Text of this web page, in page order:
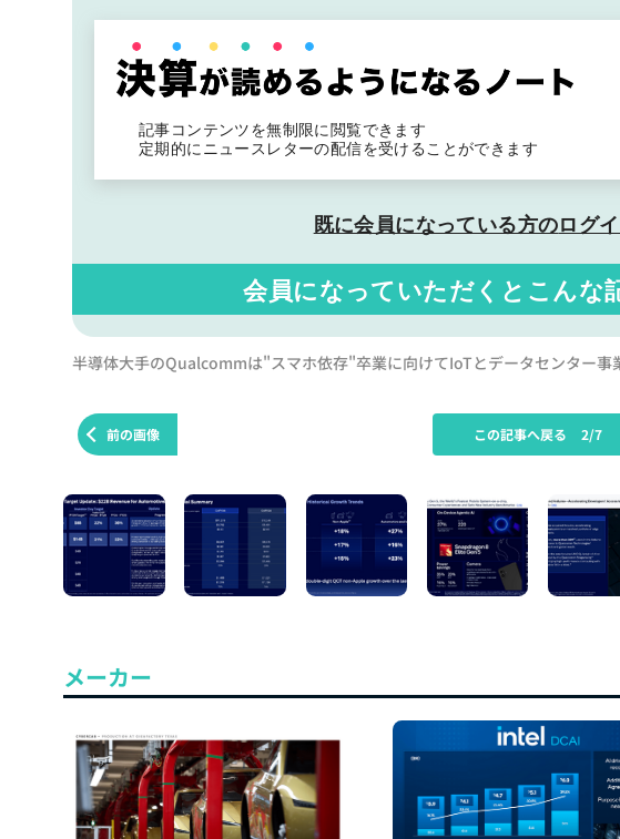
記事コンテンツを無制限に閲覧できます
定期的にニュースレターの配信を受けることができます
既に会員になっている方のログ
会員になっていただくと こんな
半導体大手のQualcommは"スマホ依存"卒業に向けてIoTとデータセンター事
前の画像 この記事へ戻る 2/7
メーカー